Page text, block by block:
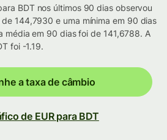
BDT nos últimos 90 dias observou
144,7930 e uma mínima em 90 dias
média em 90 dias foi de 141,6788. A
foi -1.19.
a taxa de câmbio
de EUR para BDT